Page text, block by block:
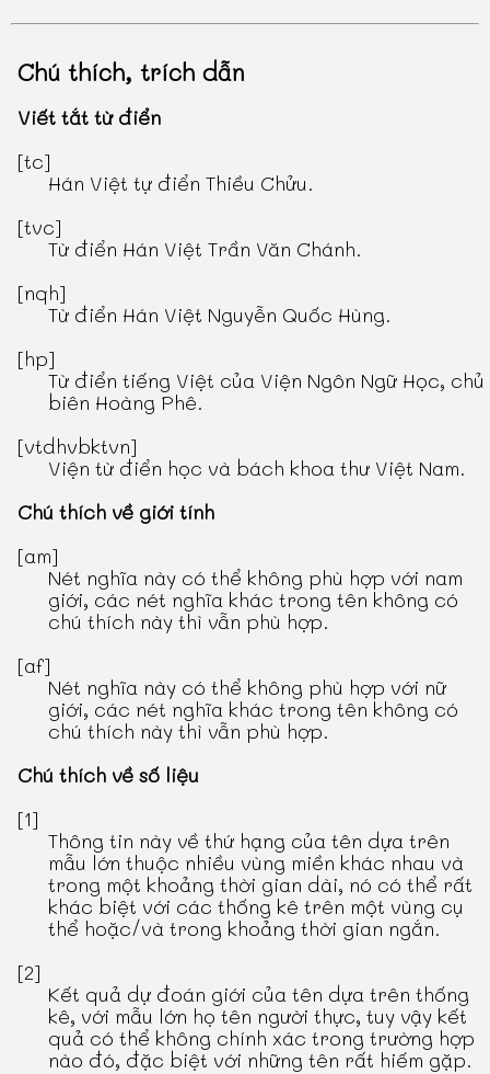
Chú thích, trích dẫn
Viết tắt từ điển
[tc]
Hán Việt tự điển Thiều Chửu.
[tvc]
Từ điển Hán Việt Trần Văn Chánh.
[nqh]
Từ điển Hán Việt Nguyễn Quốc Hùng.
[hp]
Từ điển tiếng Việt của Viện Ngôn Ngữ Học, chủ
biên Hoàng Phê.
[vtdhvbktvn]
Viện từ điển học và bách khoa thư Việt Nam.
Chú thích về giới tính
[am]
Nét nghĩa này có thể không phù hợp với nam
giới, các nét nghĩa khác trong tên không có
chú thích này thì vẫn phù hợp.
[af]
Nét nghĩa này có thể không phù hợp với nữ
giới, các nét nghĩa khác trong tên không có
chú thích này thì vẫn phù hợp.
Chú thích về số liệu
[1]
Thông tin này về thứ hạng của tên dựa trên
mẫu lớn thuộc nhiều vùng miền khác nhau và
trong một khoảng thời gian dài, nó có thể rất
khác biệt với các thống kê trên một vùng cụ
thể hoặc/và trong khoảng thời gian ngắn.
[2]
Kết quả dự đoán giới của tên dựa trên thống
kê, với mẫu lớn họ tên người thực, tuy vậy kết
quả có thể không chính xác trong trường hợp
nào đó, đặc biệt với những tên rất hiếm gặp.